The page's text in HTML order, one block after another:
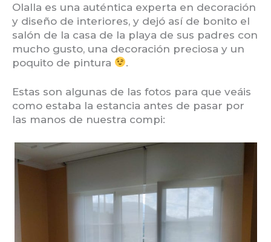
Olalla es una auténtica experta en decoración
y diseño de interiores, y dejó así de bonito el
salón de la casa de la playa de sus padres con
mucho gusto, una decoración preciosa y un
poquito de pintura
.
Estas son algunas de las fotos para que veáis
como estaba la estancia antes de pasar por
las manos de nuestra compi: